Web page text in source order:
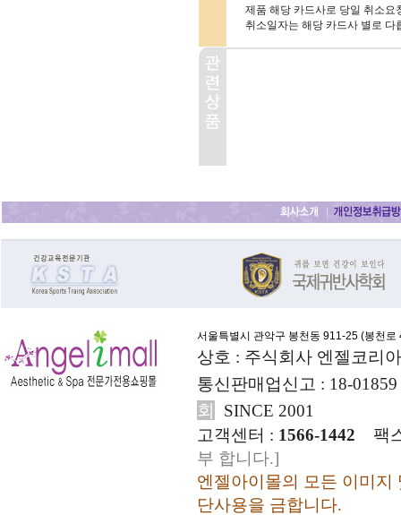
제품 해당 카드사로 당일 취소요
취소일자는 해당 카드사 별로 다
서울특별시 관악구 봉천동 911-25 (봉천로
상호 : 주식회사 엔젤코리
통신판매업신고 : 18-
회
SINCE 2001
고객센터 : 1566-1442
팩
부 합니다.]
엔젤아이몰의 모든 이미지
단사용을 금합니다.